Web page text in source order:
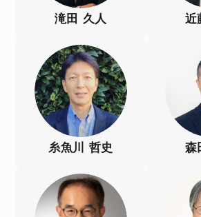
滝田 久人 近
糸魚川 哲史 森